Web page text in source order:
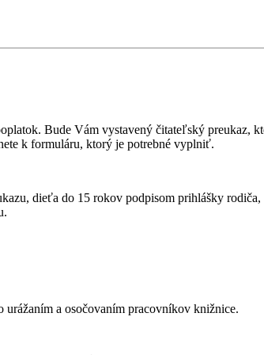
Bude Vám vystavený čitateľský preukaz,
k formuláru, ktorý je potrebné vyplniť.
dieťa do 15 rokov podpisom prihlášky
a osočovaním pracovníkov knižnice.